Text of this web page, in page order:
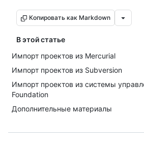
Копировать как Markdown
В этой статье
Импорт проектов из Mercurial
Импорт проектов из Subversion
Импорт проектов из системы
Foundation
Дополнительные материалы